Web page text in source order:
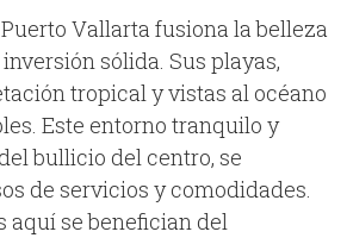
Vallarta fusiona la belleza
sólida. Sus playas,
tropical y vistas al océano
Este entorno tranquilo y
bullicio del centro, se
de servicios y comodidades.
aquí se benefician del